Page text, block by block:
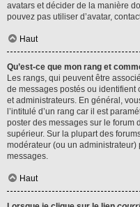
avatars et décider de la manière
pouvez pas utiliser d’avatar,
Haut
Qu’est-ce que mon rang et
Les rangs, qui peuvent être
de messages postés ou identifient
et administrateurs. En général,
l’intitulé d’un rang car il est
poster des messages sur le forum
supérieur. Sur la plupart des
modérateur (ou un
messages.
Haut